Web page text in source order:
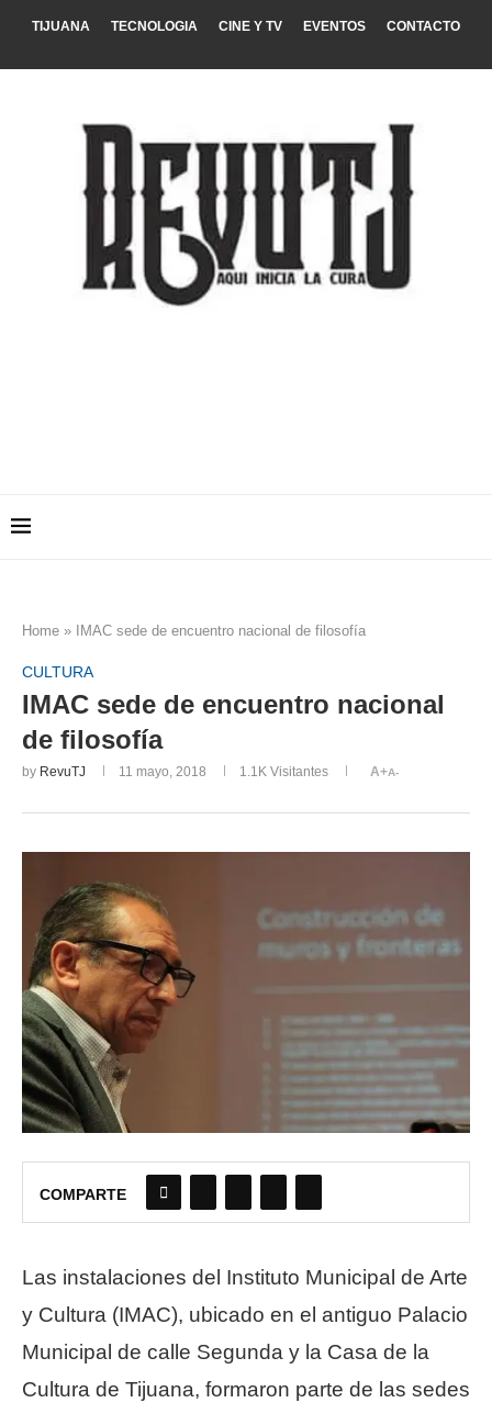
TIJUANA TECNOLOGIA CINE Y TV EVENTOS CONTACTO
Home » IMAC sede de encuentro nacional de filosofía
CULTURA
IMAC sede de encuentro nacional
de filosofía
by RevuTJ 11 mayo, 2018 1.1K Visitantes A+A-
COMPARTE
Las instalaciones del Instituto Municipal de Arte
y Cultura (IMAC), ubicado en el antiguo Palacio
Municipal de calle Segunda y la Casa de la
Cultura de Tijuana, formaron parte de las sedes